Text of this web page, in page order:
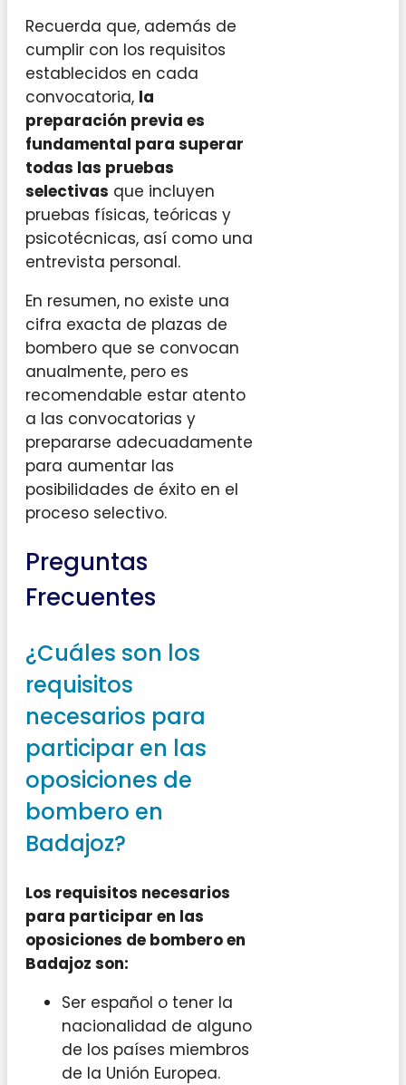
Recuerda que, además de
cumplir con los requisitos
establecidos en cada
convocatoria, la
preparación previa es
fundamental para superar
todas las pruebas
selectivas que incluyen
pruebas físicas, teóricas y
psicotécnicas, así como una
entrevista personal.
En resumen, no existe una
cifra exacta de plazas de
bombero que se convocan
anualmente, pero es
recomendable estar atento
a las convocatorias y
prepararse adecuadamente
para aumentar las
posibilidades de éxito en el
proceso selectivo.
Preguntas
Frecuentes
¿Cuáles son los
requisitos
necesarios para
participar en las
oposiciones de
bombero en
Badajoz?
Los requisitos necesarios
para participar en las
oposiciones de bombero en
Badajoz son:
Ser español o tener la
nacionalidad de alguno
de los países miembros
de la Unión Europea.